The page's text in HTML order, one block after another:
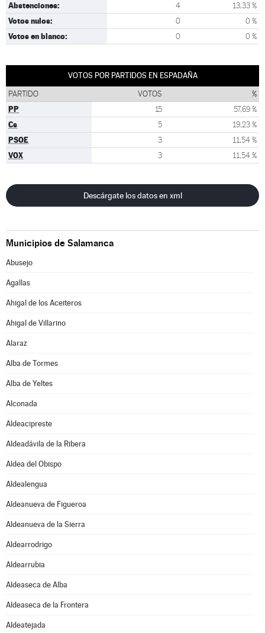
Abstenciones: 4 13,33 %
Votos nulos: 0 0 %
Votos en blanco: 0 0 %
VOTOS POR PARTIDOS EN ESPADAÑA
PARTIDO VOTOS %
PP 15 57,69 %
Cs 5 19,23 %
PSOE 3 11,54 %
VOX 3 11,54 %
Descárgate los datos en xml
Municipios de Salamanca
Abusejo
Agallas
Ahigal de los Aceiteros
Ahigal de Villarino
Alaraz
Alba de Tormes
Alba de Yeltes
Alconada
Aldeacipreste
Aldeadávila de la Ribera
Aldea del Obispo
Aldealengua
Aldeanueva de Figueroa
Aldeanueva de la Sierra
Aldearrodrigo
Aldearrubia
Aldeaseca de Alba
Aldeaseca de la Frontera
Aldeatejada